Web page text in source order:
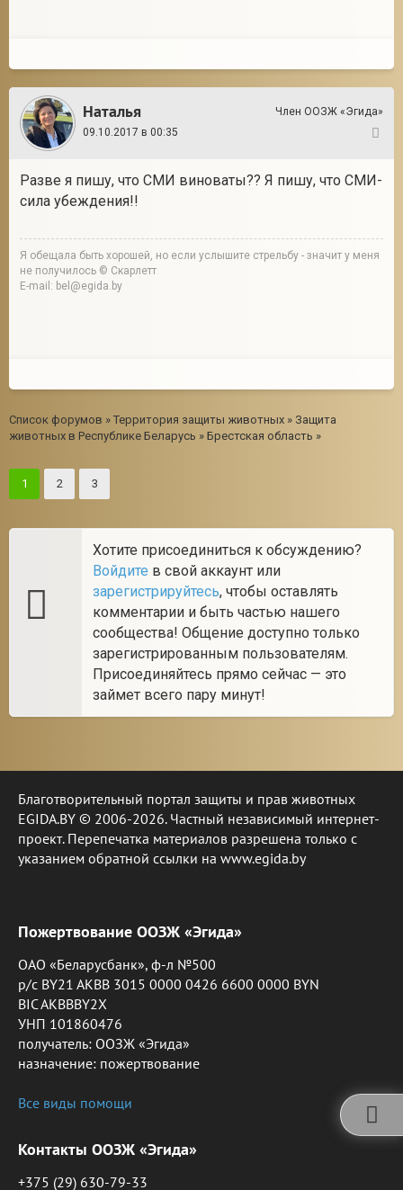
Наталья
Член ООЗЖ «Эгида»
09.10.2017 в 00:35
Разве я пишу, что СМИ виноваты?? Я пишу, что СМИ-
сила убеждения!!
Я обещала быть хорошей, но если услышите стрельбу - значит у меня
не получилось © Скарлетт
E-mail: bel@egida.by
Список форумов » Территория защиты животных » Защита
животных в Республике Беларусь » Брестская область »
1 2 3
Хотите присоединиться к обсуждению?
Войдите в свой аккаунт или
зарегистрируйтесь, чтобы оставлять
комментарии и быть частью нашего
сообщества! Общение доступно только
зарегистрированным пользователям.
Присоединяйтесь прямо сейчас — это
займет всего пару минут!
Благотворительный портал защиты и прав животных
EGIDA.BY © 2006-2026. Частный независимый интернет-
проект. Перепечатка материалов разрешена только с
указанием обратной ссылки на www.egida.by
Пожертвование ООЗЖ «Эгида»
ОАО «Беларусбанк», ф-л №500
р/с BY21 AKBB 3015 0000 0426 6600 0000 BYN
BIC AKBBBY2X
УНП 101860476
получатель: ООЗЖ «Эгида»
назначение: пожертвование
Все виды помощи
Контакты ООЗЖ «Эгида»
+375 (29) 630-79-33